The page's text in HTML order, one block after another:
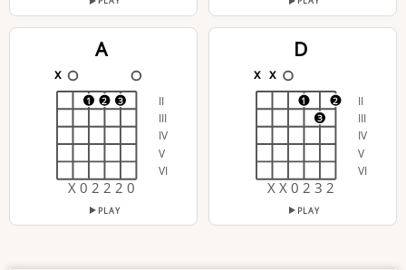
A
x
II
III
IV
V
VI
1 2 3
X 0 2 2 2 0
PLAY
D
x x
II
III
IV
V
VI
1
3
2
X X 0 2 3 2
PLAY